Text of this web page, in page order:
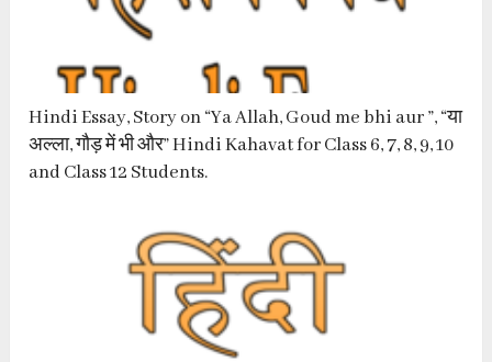
Hindi Essay, Story on “Ya Allah, Goud me bhi aur ”, “या
अल्ला, गौड़ में भी और” Hindi Kahavat for Class 6, 7, 8, 9, 10
and Class 12 Students.